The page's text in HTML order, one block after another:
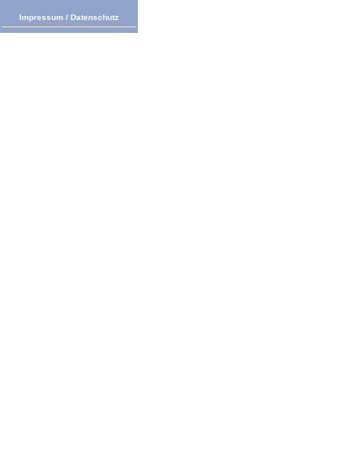
Impressum / Datenschutz